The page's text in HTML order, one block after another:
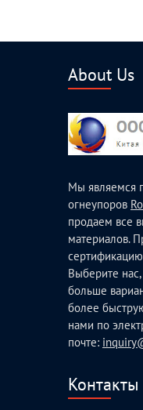
About Us
Мы являемся
огнеупоров
продаем все
материалов.
Выберите
больше
более
нами по
почте:
Контакты